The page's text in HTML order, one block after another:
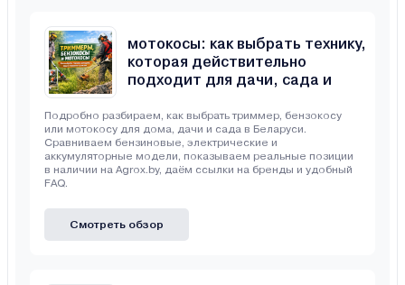
мотокосы: как выбрать технику,
которая действительно
подходит для дачи, сада и
Подробно разбираем, как выбрать триммер, бензокосу
или мотокосу для дома, дачи и сада в Беларуси.
Сравниваем бензиновые, электрические и
аккумуляторные модели, показываем реальные позиции
в наличии на Agrox.by, даём ссылки на бренды и удобный
FAQ.
Смотреть обзор